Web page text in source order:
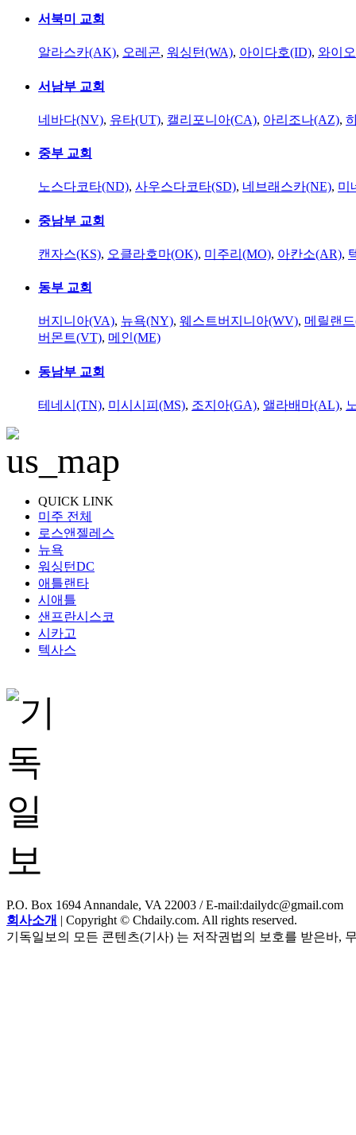
서북미 교회
알라스카(AK), 오레곤, 워싱턴(WA), 아이다호(ID), 와이
서남부 교회
네바다(NV), 유타(UT), 캘리포니아(CA), 아리조나(AZ),
중부 교회
노스다코타(ND), 사우스다코타(SD), 네브래스카(NE), 미
중남부 교회
캔자스(KS), 오클라호마(OK), 미주리(MO), 아칸소(AR),
동부 교회
버지니아(VA), 뉴욕(NY), 웨스트버지니아(WV), 메릴랜
버몬트(VT), 메인(ME)
동남부 교회
테네시(TN), 미시시피(MS), 조지아(GA), 앨라배마(AL),
QUICK LINK
미주 전체
로스앤젤레스
뉴욕
워싱턴DC
애틀랜타
시애틀
샌프란시스코
시카고
텍사스
P.O. Box 1694 Annandale, VA 22003 / E-mail:dailydc@gmail.com
회사소개 | Copyright © Chdaily.com. All rights reserved.
기독일보의 모든 콘텐츠(기사) 는 저작권법의 보호를 받은바,